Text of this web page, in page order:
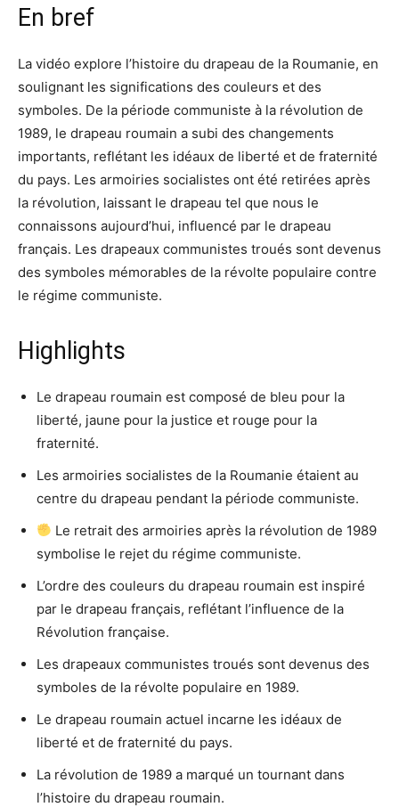
En bref
La vidéo explore l’histoire du drapeau de la Roumanie, en
soulignant les significations des couleurs et des
symboles. De la période communiste à la révolution de
1989, le drapeau roumain a subi des changements
importants, reflétant les idéaux de liberté et de fraternité
du pays. Les armoiries socialistes ont été retirées après
la révolution, laissant le drapeau tel que nous le
connaissons aujourd’hui, influencé par le drapeau
français. Les drapeaux communistes troués sont devenus
des symboles mémorables de la révolte populaire contre
le régime communiste.
Highlights
Le drapeau roumain est composé de bleu pour la
liberté, jaune pour la justice et rouge pour la
fraternité.
Les armoiries socialistes de la Roumanie étaient au
centre du drapeau pendant la période communiste.
Le retrait des armoiries après la révolution de 1989
symbolise le rejet du régime communiste.
L’ordre des couleurs du drapeau roumain est inspiré
par le drapeau français, reflétant l’influence de la
Révolution française.
Les drapeaux communistes troués sont devenus des
symboles de la révolte populaire en 1989.
Le drapeau roumain actuel incarne les idéaux de
liberté et de fraternité du pays.
La révolution de 1989 a marqué un tournant dans
l’histoire du drapeau roumain.